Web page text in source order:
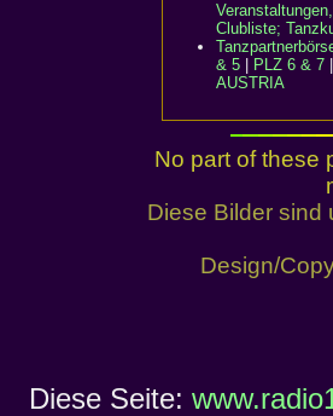
Clubliste;
& 5
PLZ 6 & 7
AUSTRIA
No part of these
Diese Bilder sind
Design/
Diese Seite: